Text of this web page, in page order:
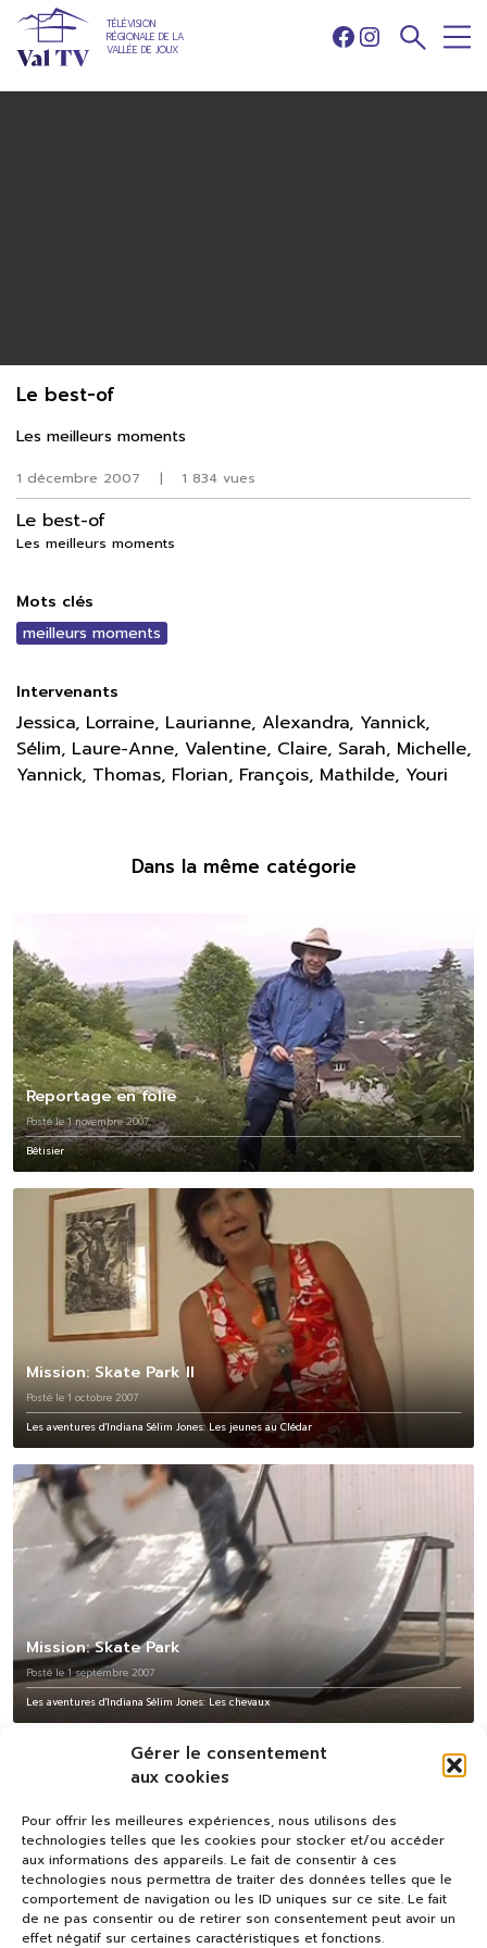
Gérer le consentement
aux cookies
Pour offrir les meilleures expériences, nous utilisons des
technologies telles que les cookies pour stocker et/ou accéder
aux informations des appareils. Le fait de consentir à ces
technologies nous permettra de traiter des données telles que le
comportement de navigation ou les ID uniques sur ce site. Le fait
de ne pas consentir ou de retirer son consentement peut avoir un
effet négatif sur certaines caractéristiques et fonctions.
TÉLÉVISION
RÉGIONALE DE LA
VALLÉE DE JOUX
Facebook
Instagram
1 décembre 2007 | 1 834 vues
Le best-of
Les meilleurs moments
Mots clés
meilleurs moments
Intervenants
Jessica, Lorraine, Laurianne, Alexandra, Yannick,
Sélim, Laure-Anne, Valentine, Claire, Sarah, Michelle,
Yannick, Thomas, Florian, François, Mathilde, Youri
Le best-of
Les meilleurs moments
Dans la même catégorie
Reportage en folie
Posté le 1 novembre 2007
Bêtisier
Mission: Skate Park II
Posté le 1 octobre 2007
Les aventures d'Indiana Sélim Jones: Les jeunes au Clédar
Mission: Skate Park
Posté le 1 septembre 2007
Les aventures d'Indiana Sélim Jones: Les chevaux